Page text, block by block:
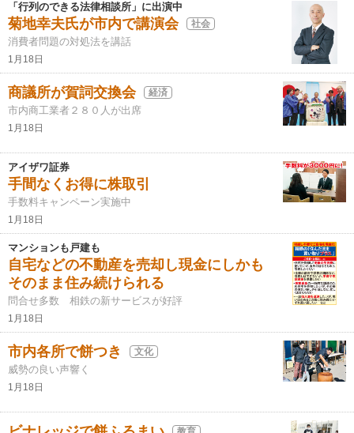
「行列のできる法律相談所」に出演中
菊地幸夫氏が市内で講演会 社会
消費者問題の対処法を講話
1月18日
商議所が賀詞交換会 経済
市内商工業者２８０人が出席
1月18日
アイザワ証券
手間なくお得に株取引
手数料キャンペーン実施中
1月18日
マンションも戸建も
自宅などの不動産を売却し現金にしかも
そのまま住み続けられる
問合せ多数 相鉄の新サービスが好評
1月18日
市内各所で餅つき 文化
威勢の良い声響く
1月18日